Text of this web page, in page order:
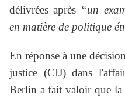
délivrées après “un
en matière de politique
En réponse à une
justice (CIJ) dans
Berlin a fait valoir que la